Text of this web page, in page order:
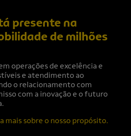
presente na
de milhões
operações de excelência e
e atendimento ao
o relacionamento com
com a inovação e o futuro
mais sobre o nosso propósito.